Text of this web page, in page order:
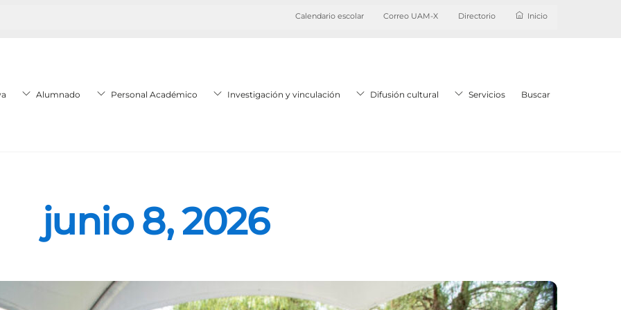
Calendario escolar Correo UAM-X Directorio Inicio
Alumnado Personal Académico Investigación y vinculación Difusión cultural Servicios Buscar
junio 8, 2026